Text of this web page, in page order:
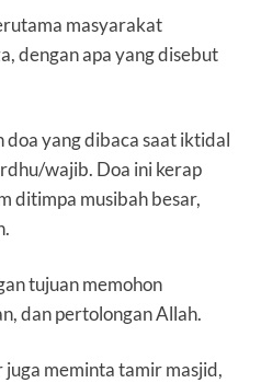
masyarakat
dengan apa yang disebut
yang dibaca saat iktidal
wajib. Doa ini kerap
ditimpa musibah besar,
tujuan memohon
dan pertolongan Allah.
meminta tamir masjid,